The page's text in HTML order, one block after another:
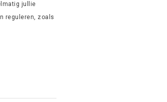
jullie
reguleren, zoals